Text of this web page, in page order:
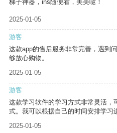
梯子神器，ins随便看，美美哒！
2025-01-05
游客
这款app的售后服务非常完善，遇到
够放心购物。
2025-01-05
游客
这款学习软件的学习方式非常灵活，
式。我可以根据自己的时间安排学习
2025-01-05